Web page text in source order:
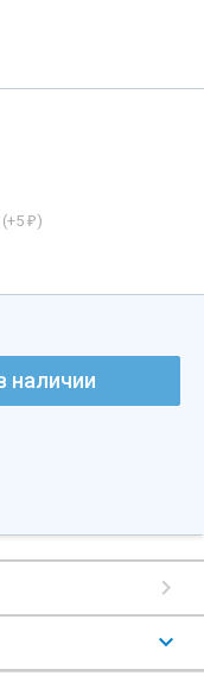
5 ₽ )
наличии